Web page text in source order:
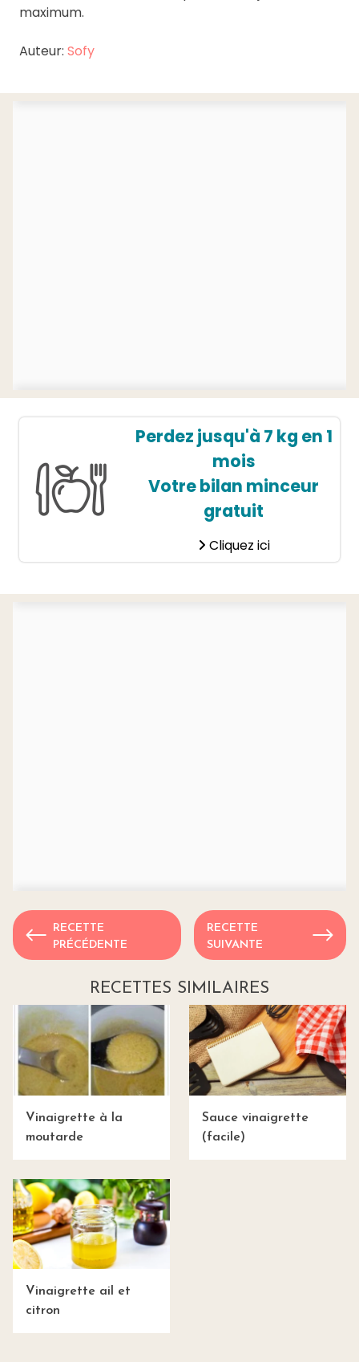
maximum.
Auteur: Sofy
Perdez jusqu'à 7 kg en 1
mois
Votre bilan minceur
gratuit
Cliquez ici
RECETTE
PRÉCÉDENTE
RECETTE
SUIVANTE
RECETTES SIMILAIRES
Vinaigrette à la
moutarde
Sauce vinaigrette
(facile)
Vinaigrette ail et
citron